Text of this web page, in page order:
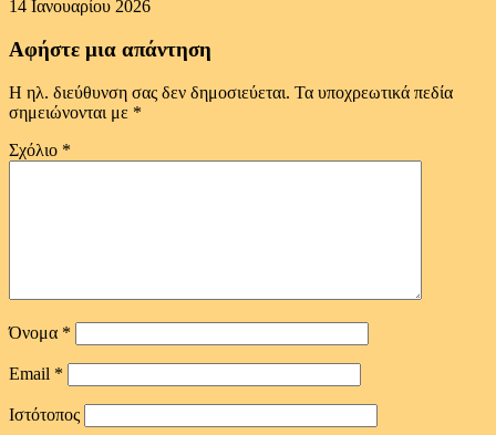
14 Ιανουαρίου 2026
Αφήστε μια απάντηση
Η ηλ. διεύθυνση σας δεν δημοσιεύεται. Τα υποχρεωτικά πεδία
σημειώνονται με *
Σχόλιο *
Όνομα *
Email *
Ιστότοπος